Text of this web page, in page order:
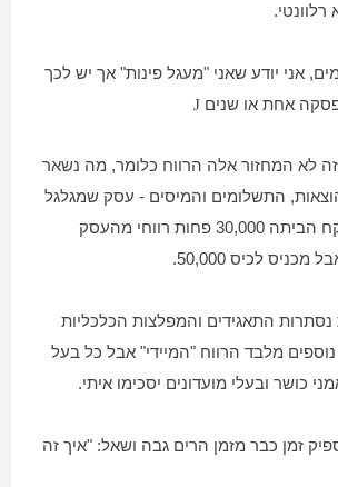
אני יודע שאני "מעגל פינות" אך יש לכך
פסקה אחת או שנים J
לא המחזור אלה הרווח כלומר, מה נשאר
התשלומים והמיסים - עסק שמגלגל
1,000,000 אבל לוקח הביתה 30,000 פחות רווחי מהעסק
נסתרות התאגידים והמפלצות הכלכליות
מלבד הרווח "המיידי" אבל כל בעל
כושר ובעלי מועדונים יסכימו איתי.
זמן כבר מזמן הרים גבה ושאל: "איך זה